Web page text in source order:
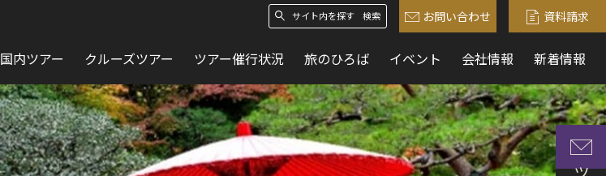
検索 お問い合わせ 資料請求
国内ツアー クルーズツアー ツアー催行状況 旅のひろば イベント 会社情報 新着情報